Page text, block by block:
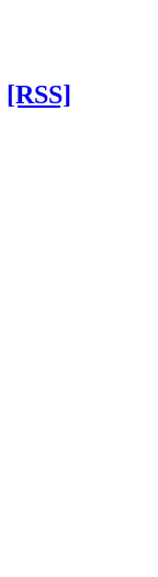
[RSS]